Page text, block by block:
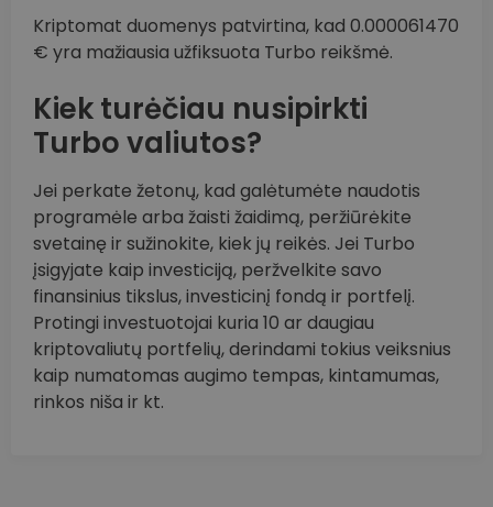
Kriptomat duomenys patvirtina, kad 0.000061470
€ yra mažiausia užfiksuota Turbo reikšmė.
Kiek turėčiau nusipirkti
Turbo valiutos?
Jei perkate žetonų, kad galėtumėte naudotis
programėle arba žaisti žaidimą, peržiūrėkite
svetainę ir sužinokite, kiek jų reikės. Jei Turbo
įsigyjate kaip investiciją, peržvelkite savo
finansinius tikslus, investicinį fondą ir portfelį.
Protingi investuotojai kuria 10 ar daugiau
kriptovaliutų portfelių, derindami tokius veiksnius
kaip numatomas augimo tempas, kintamumas,
rinkos niša ir kt.